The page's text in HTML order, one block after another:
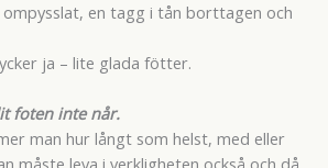
en tagg i tån borttagen och
ja – lite glada fötter.
foten inte når.
man hur långt som helst, med eller